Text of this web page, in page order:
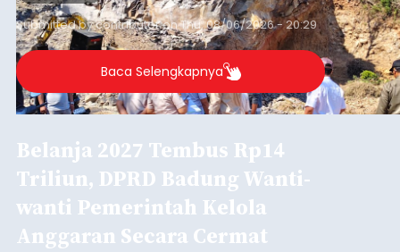
Submitted bycontributoronThu, 08/06/2026 - 20:29
Baca Selengkapnya
Belanja 2027 Tembus Rp14
Triliun, DPRD Badung Wanti-
wanti Pemerintah Kelola
Anggaran Secara Cermat